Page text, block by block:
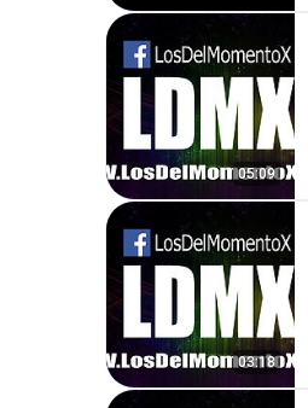
05:09
03:18